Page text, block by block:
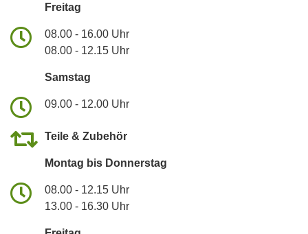
Freitag
08.00 - 16.00 Uhr
08.00 - 12.15 Uhr
Samstag
09.00 - 12.00 Uhr
Teile & Zubehör
Montag bis Donnerstag
08.00 - 12.15 Uhr
13.00 - 16.30 Uhr